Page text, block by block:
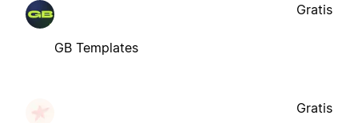
GB Templates
Gratis
Gratis